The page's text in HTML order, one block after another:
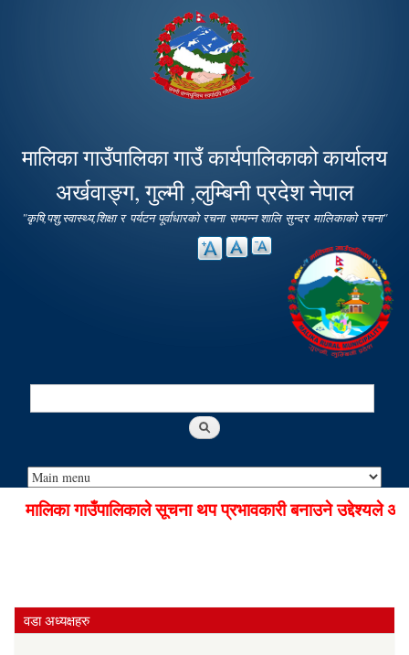
main
content
मालिका गाउँपालिका गाउँ कार्यपालिकाको कार्यालय
अर्खवाङ्ग, गुल्मी ,लुम्बिनी प्रदेश नेपाल
"कृषि,पशु,स्वास्थ्य,शिक्षा र पर्यटन पूर्वाधारको रचना सम्पन्न शालि सुन्दर मालिकाको रचना"
Search
मालिका गाउँपालिकाले सूचना थप प्रभावकारी बनाउने उद्देश्यले
वडा अध्यक्षहरु